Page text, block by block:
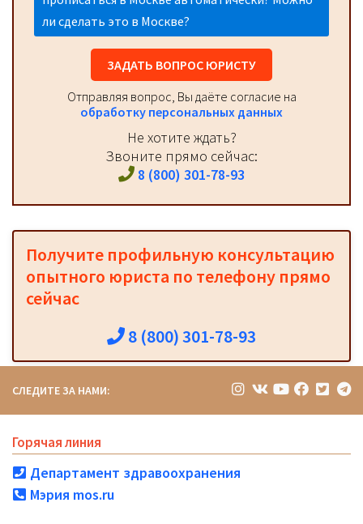
ли сделать это в Москве?
ЗАДАТЬ ВОПРОС ЮРИСТУ
Отправляя вопрос, Вы даёте согласие на
обработку персональных данных
Не хотите ждать?
Звоните прямо сейчас:
8 (800) 301-78-93
Получите профильную консультацию
опытного юриста по телефону прямо
сейчас
8 (800) 301-78-93
СЛЕДИТЕ ЗА НАМИ:
Горячая линия
Департамент здравоохранения
Мэрия mos.ru